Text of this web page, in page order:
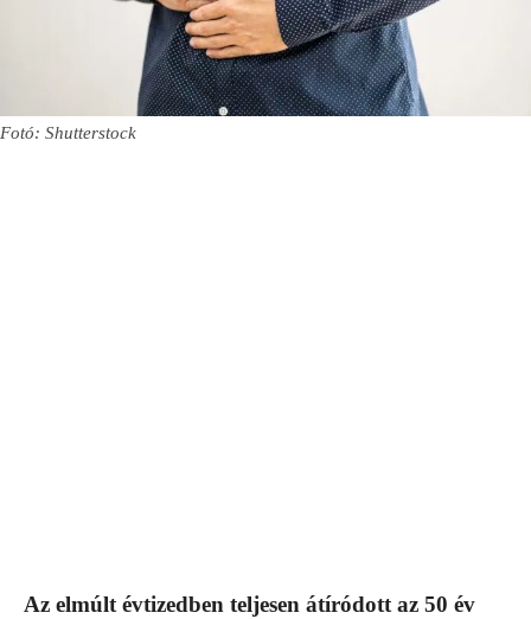
Fotó: Shutterstock
Az elmúlt évtizedben teljesen átíródott az 50 év